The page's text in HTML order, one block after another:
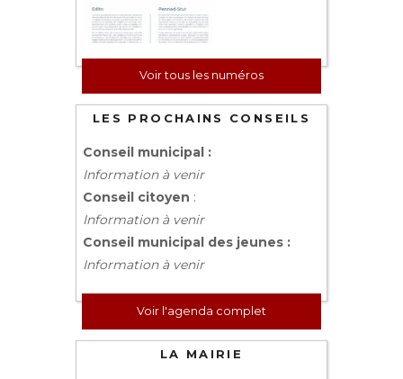
Voir tous les numéros
LES PROCHAINS CONSEILS
Conseil municipal :
Information à venir
Conseil citoyen :
Information à venir
Conseil municipal des jeunes :
Information à venir
Voir l'agenda complet
LA MAIRIE